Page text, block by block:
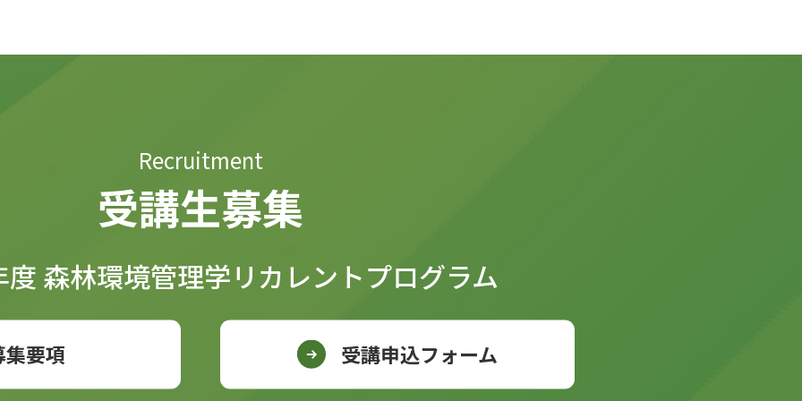
Recruitment
受講生募集
森林環境管理学リカレントプログラム
集要項 受講申込フォーム